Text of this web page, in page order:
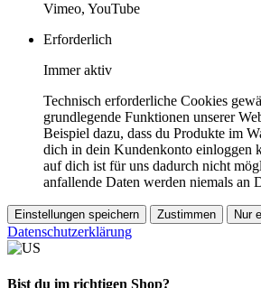
Vimeo, YouTube
Erforderlich
Immer aktiv
Technisch erforderliche Cookies
grundlegende Funktionen unserer
Beispiel dazu, dass du Produkte im
dich in dein Kundenkonto einloggen
auf dich ist für uns dadurch nicht
anfallende Daten werden niemals an
Einstellungen speichern Zustimmen Nur
Datenschutzerklärung
Bist du im richtigen Shop?